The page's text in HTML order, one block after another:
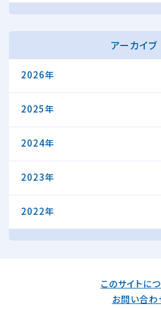
アーカイブ
2026年
2025年
2024年
2023年
2022年
このサイトに
お問い合わ